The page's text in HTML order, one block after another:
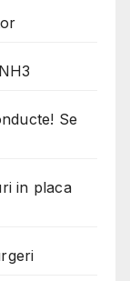
Se
in placa